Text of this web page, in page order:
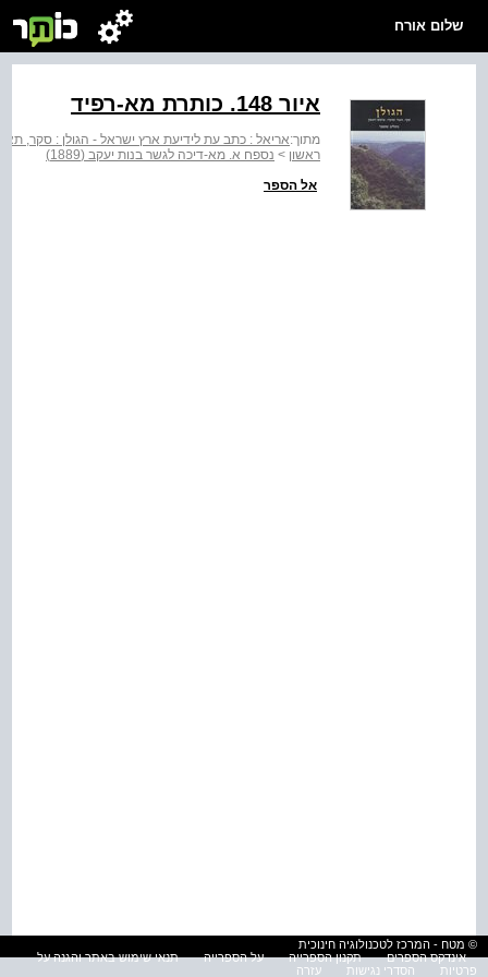
שלום אורח
איור ‭.148‬ כותרת מא-רפיד
מתוך:אריאל : כתב עת לידיעת ארץ ישראל - הגולן : סקר,
ראשון > נספח א. מא-דיכה לגשר בנות יעקב (1889)
אל הספר
© מטח - המרכז לטכנולוגיה חינוכית
אינדקס הספרים
תקנון הספרייה על הספרייה
תנאי שימוש באתר והגנה על
פרטיות
הסדרי נגישות עזרה